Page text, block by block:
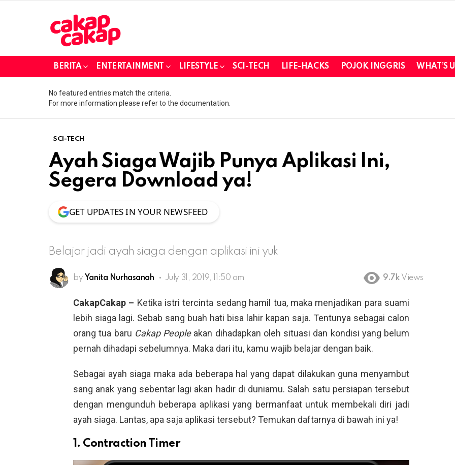
BERITA ENTERTAINMENT LIFESTYLE SCI-TECH LIFE-HACKS POJOK INGGRIS WHAT’S
No featured entries match the criteria.
For more information please refer to the documentation.
SCI-TECH
Ayah Siaga Wajib Punya Aplikasi Ini,
Segera Download ya!
GET UPDATES IN YOUR NEWSFEED
Belajar jadi ayah siaga dengan aplikasi ini yuk
by Yanita Nurhasanah July 31, 2019, 11:50 am 9.7k Views
CakapCakap – Ketika istri tercinta sedang hamil tua, maka menjadikan para suami
lebih siaga lagi. Sebab sang buah hati bisa lahir kapan saja. Tentunya sebagai calon
orang tua baru Cakap People akan dihadapkan oleh situasi dan kondisi yang belum
pernah dihadapi sebelumnya. Maka dari itu, kamu wajib belajar dengan baik.
Sebagai ayah siaga maka ada beberapa hal yang dapat dilakukan guna menyambut
sang anak yang sebentar lagi akan hadir di duniamu. Salah satu persiapan tersebut
dengan mengunduh beberapa aplikasi yang bermanfaat untuk membekali diri jadi
ayah siaga. Lantas, apa saja aplikasi tersebut? Temukan daftarnya di bawah ini ya!
1. Contraction Timer